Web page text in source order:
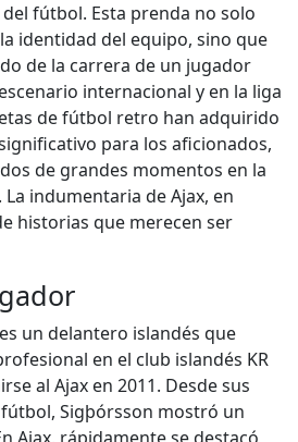
fútbol. Esta prenda no solo
identidad del equipo, sino que
de la carrera de un jugador
internacional y en la liga
de fútbol retro han adquirido
para los aficionados,
de grandes momentos en la
indumentaria de Ajax, en
historias que merecen ser
un delantero islandés que
en el club islandés KR
al Ajax en 2011. Desde sus
Sigþórsson mostró un